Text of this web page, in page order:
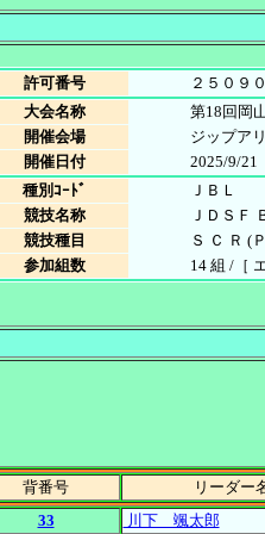
許可番号
２５０９
大会名称
第18回岡
開催会場
ジップア
開催日付
2025/9/21
種別ｺｰﾄﾞ
ＪＢＬ
競技名称
ＪＤＳＦ
競技種目
Ｓ Ｃ Ｒ (
参加組数
14 組 /［
背番号
リーダー
33 川下 颯太郎